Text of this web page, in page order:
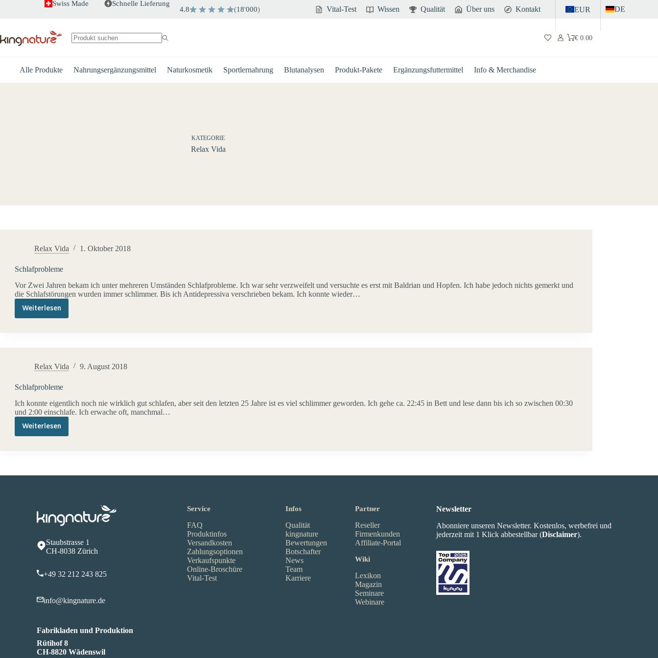
Swiss Made Schnelle Lieferung
4.8 (18'000) Vital-Test Wissen Qualität Über uns Kontakt EUR DE
Warenkorb
€0.00
Alle Produkte Nahrungsergänzungsmittel Naturkosmetik Sportlernahrung Blutanalysen Produkt-Pakete Ergänzungsfuttermittel Info & Merchandise
KATEGORIE
Relax Vida
Relax Vida 1. Oktober 2018
Schlafprobleme
Vor Zwei Jahren bekam ich unter mehreren Umständen Schlafprobleme. Ich war sehr verzweifelt und versuchte es erst mit Baldrian und Hopfen. Ich habe jedoch nichts gemerkt und
die Schlafstörungen wurden immer schlimmer. Bis ich Antidepressiva verschrieben bekam. Ich konnte wieder…
WeiterlesenSchlafprobleme
Relax Vida 9. August 2018
Schlafprobleme
Ich konnte eigentlich noch nie wirklich gut schlafen, aber seit den letzten 25 Jahre ist es viel schlimmer geworden. Ich gehe ca. 22:45 in Bett und lese dann bis ich so zwischen 00:30
und 2:00 einschlafe. Ich erwache oft, manchmal…
WeiterlesenSchlafprobleme
Staubstrasse 1
CH-8038 Zürich
+49 32 212 243 825
info@kingnature.de
Fabrikladen und Produktion
Rütihof 8
CH-8820 Wädenswil
Service
FAQ
Produktinfos
Versandkosten
Zahlungsoptionen
Verkaufspunkte
Online-Broschüre
Vital-Test
Infos
Qualität
kingnature
Bewertungen
Botschafter
News
Team
Karriere
Partner
Reseller
Firmenkunden
Affiliate-Portal
Wiki
Lexikon
Magazin
Seminare
Webinare
Newsletter
Abonniere unseren Newsletter. Kostenlos, werbefrei und
jederzeit mit 1 Klick abbestellbar (Disclaimer).